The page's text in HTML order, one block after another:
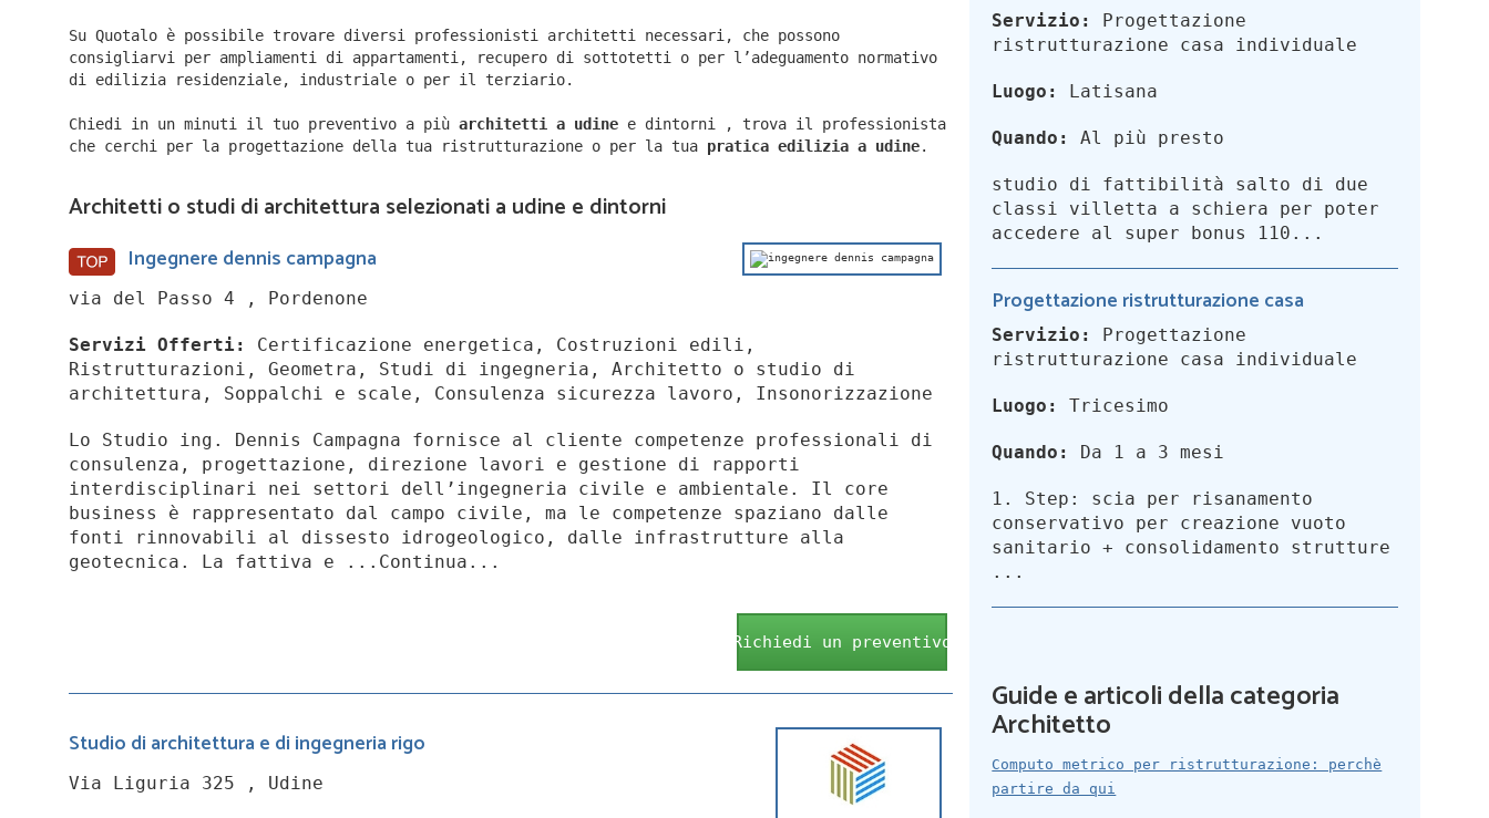
Su Quotalo è possibile trovare diversi professionisti architetti necessari, che possono
consigliarvi per ampliamenti di appartamenti, recupero di sottotetti o per l’adeguamento normativo
di edilizia residenziale, industriale o per il terziario.
Chiedi in un minuti il tuo preventivo a più architetti a udine e dintorni ,
trova il professionista
che cerchi per la progettazione della tua ristrutturazione o per la tua pratica edilizia a udine.
Architetti o studi di architettura selezionati a udine e dintorni
Ingegnere dennis campagna
via del Passo 4 , Pordenone
Servizi Offerti:
Certificazione energetica, Costruzioni edili,
Ristrutturazioni, Geometra, Studi di ingegneria, Architetto o studio di
architettura, Soppalchi e scale, Consulenza sicurezza lavoro, Insonorizzazione
Lo Studio ing. Dennis Campagna fornisce al cliente competenze professionali di
consulenza, progettazione, direzione lavori e gestione di rapporti
interdisciplinari nei settori dell’ingegneria civile e ambientale. Il core
business è rappresentato dal campo civile, ma le competenze spaziano dalle
fonti rinnovabili al dissesto idrogeologico, dalle infrastrutture alla
geotecnica. La fattiva e ...Continua...
Richiedi un preventivo
Studio di architettura e di ingegneria rigo
Via Liguria 325 , Udine
Servizio:
Progettazione
ristrutturazione casa individuale
Luogo: Latisana
Quando: Al più presto
studio di fattibilità salto di due
classi villetta a schiera per poter
accedere al super bonus 110...
Progettazione ristrutturazione casa
Servizio:
Progettazione
ristrutturazione casa individuale
Luogo: Tricesimo
Quando: Da 1 a 3 mesi
1. Step: scia per risanamento
conservativo per creazione vuoto
sanitario + consolidamento strutture
...
Guide e articoli della categoria
Architetto
Computo metrico per ristrutturazione: perchè
partire da qui